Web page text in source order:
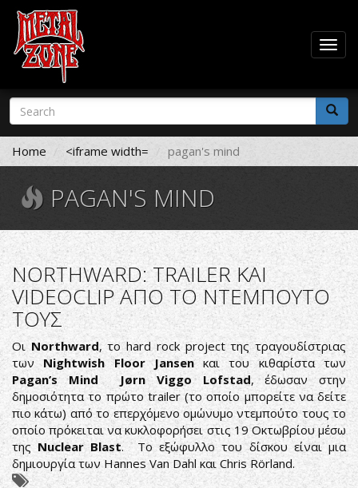
Skip
main
content
Search
form
Search
Home <iframe width= pagan's mind
PAGAN'S MIND
NORTHWARD: TRAILER ΚΑΙ
VIDEOCLIP ΑΠΟ ΤΟ ΝΤΕΜΠΟΥΤΟ
ΤΟΥΣ
Οι Northward, το hard rock project της τραγουδίστριας
των Nightwish Floor Jansenκαι του κιθαρίστα των
Pagan’s Mind
Jørn Viggo Lofstad, έδωσαν στην
δημοσιότητα το πρώτο trailer (το οποίο μπορείτε να δείτε
πιο κάτω) από το επερχόμενο ομώνυμο ντεμπούτο τους το
οποίο πρόκειται να κυκλοφορήσει στις 19 Οκτωβρίου μέσω
τηςNuclear Blast. Το εξώφυλλο του δίσκου είναι μια
δημιουργία των Hannes Van Dahl και Chris Rörland.